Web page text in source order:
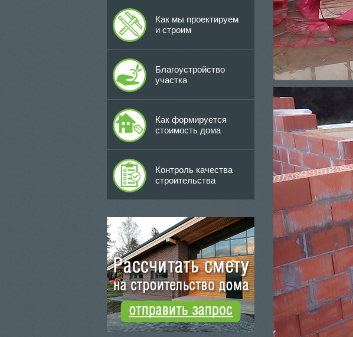
Как мы проектируем
и строим
Благоустройство
участка
Как формируется
стоимость дома
Контроль качества
строительства